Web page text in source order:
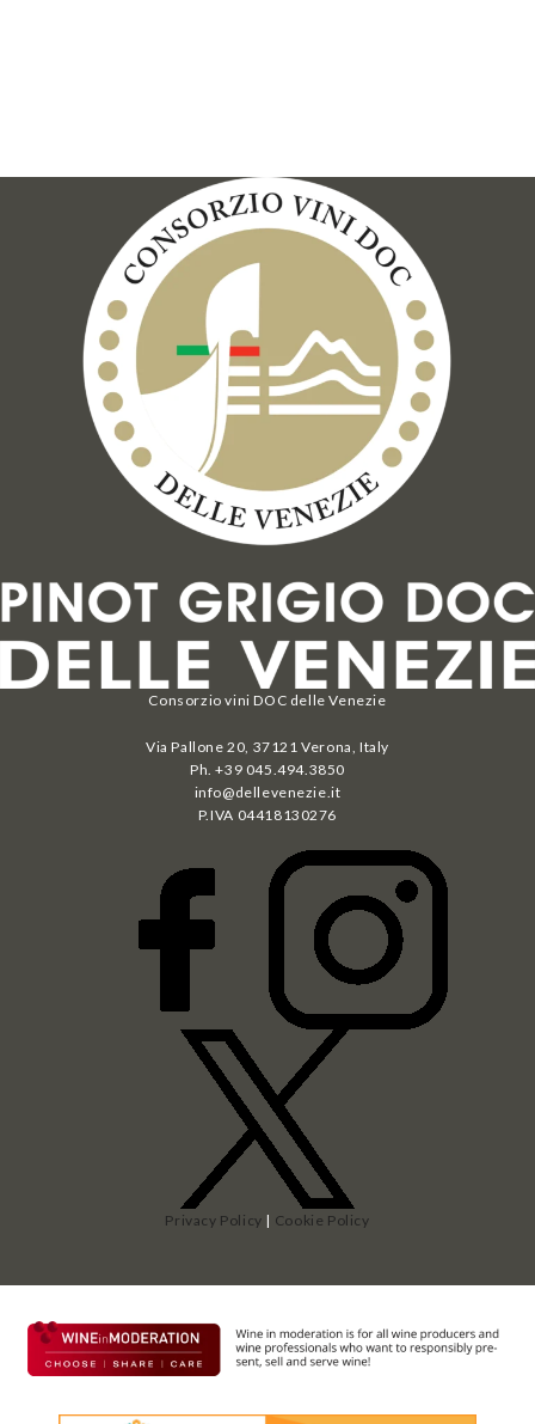
Consorzio vini DOC delle Venezie
Via Pallone 20, 37121 Verona, Italy
Ph. +39 045.494.3850
info@dellevenezie.it
P.IVA 04418130276
Privacy Policy | Cookie Policy